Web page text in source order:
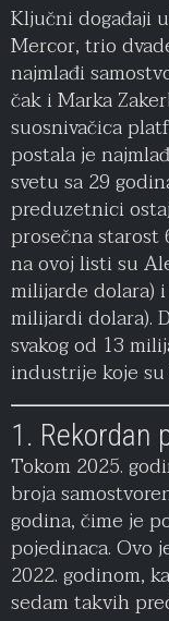
Ključni događaji
Mercor, trio
najmlađi
čak i Marka
suosnivačica
postala je
svetu sa 29
preduzetnici
prosečna
na ovoj listi su
milijarde dolara) i
milijardi dolara).
svakog od 13
industrije koje
1. Rekordan
Tokom 2025.
broja
godina, čime je
pojedinaca. Ovo
2022. godinom,
sedam takvih